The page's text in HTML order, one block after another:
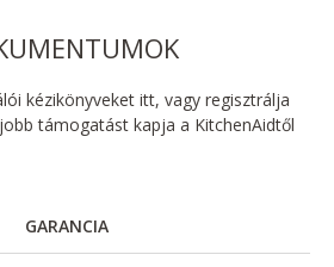
kézikönyveket itt, vagy regisztrálja
támogatást kapja a KitchenAidtől
GARANCIA